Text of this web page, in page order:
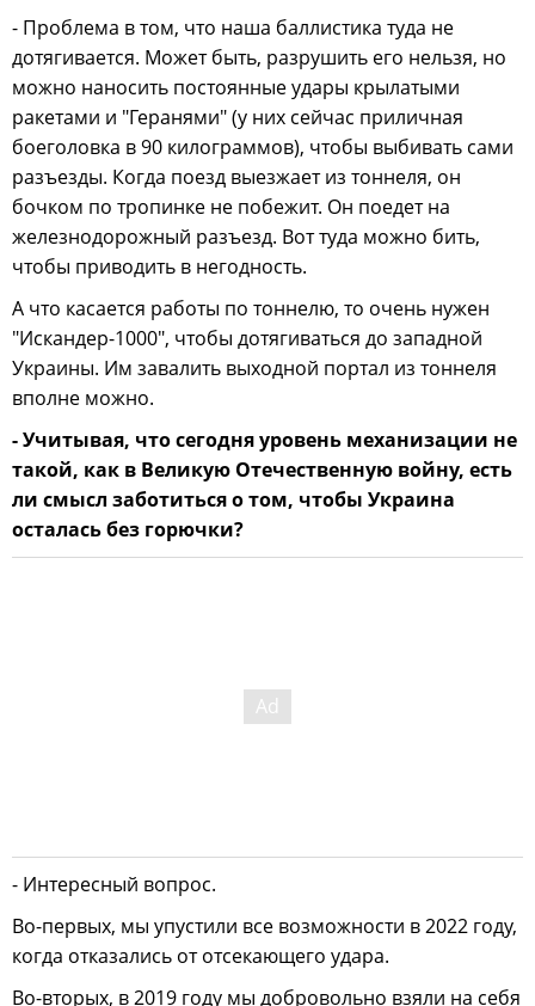
- Проблема в том, что наша баллистика туда не
дотягивается. Может быть, разрушить его нельзя, но
можно наносить постоянные удары крылатыми
ракетами и "Геранями" (у них сейчас приличная
боеголовка в 90 килограммов), чтобы выбивать сами
разъезды. Когда поезд выезжает из тоннеля, он
бочком по тропинке не побежит. Он поедет на
железнодорожный разъезд. Вот туда можно бить,
чтобы приводить в негодность.
А что касается работы по тоннелю, то очень нужен
"Искандер-1000", чтобы дотягиваться до западной
Украины. Им завалить выходной портал из тоннеля
вполне можно.
- Учитывая, что сегодня уровень механизации не
такой, как в Великую Отечественную войну, есть
ли смысл заботиться о том, чтобы Украина
осталась без горючки?
- Интересный вопрос.
Во-первых, мы упустили все возможности в 2022 году,
когда отказались от отсекающего удара.
Во-вторых, в 2019 году мы добровольно взяли на себя